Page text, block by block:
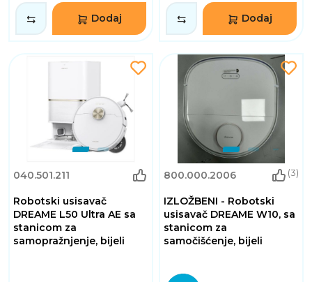
Dodaj Dodaj
040.501.211
Robotski usisavač
DREAME L50 Ultra AE sa
stanicom za
samopražnjenje, bijeli
800.000.2006 (3)
IZLOŽBENI - Robotski
usisavač DREAME W10, sa
stanicom za
samočišćenje, bijeli